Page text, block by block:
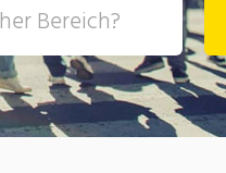
Soziale